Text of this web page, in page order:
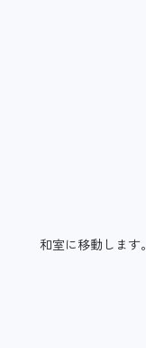
和室に移動します。